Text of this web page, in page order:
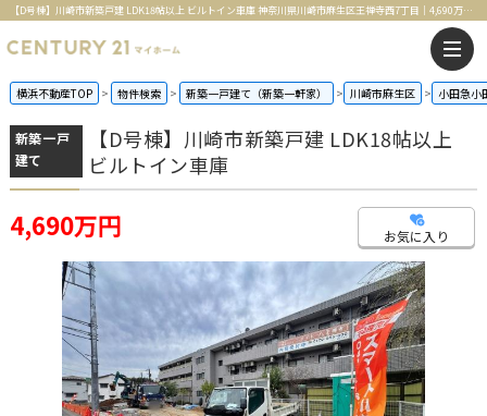
【D号棟】川崎市新築戸建 LDK18帖以上 ビルトイン車庫 神奈川県川崎市麻生区王禅寺西7丁目｜4,690万円の新築一戸建て｜センチュリー21マイホーム
横浜不動産TOP 物件検索 新築一戸建て（新築一軒家） 川崎市麻生区 小田急小
新築一戸
建て
【D号棟】川崎市新築戸建 LDK18帖以上
ビルトイン車庫
4,690万円 お気に入り